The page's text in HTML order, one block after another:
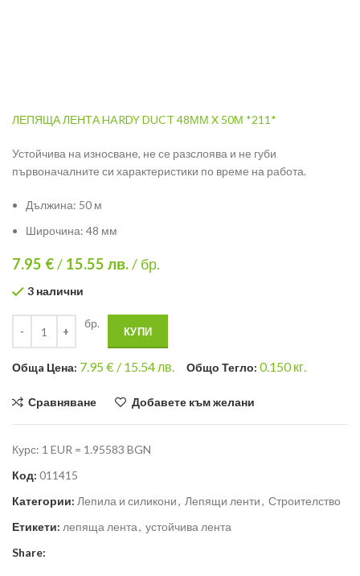
ЛЕПЯЩА ЛЕНТА HARDY DUCT 48ММ X 50М *211*
Устойчива на износване, не се разслоява и не губи
първоначалните си характеристики по време на работа.
Дължина: 50 м
Широчина: 48 мм
7.95 €/ 15.55 лв./ бр.
3 налични
бр.
КУПИ
Общa Цена: 7.95€ / 15.54 лв. Общо Тегло: 0.150кг.
Сравняване Добавете към желани
Курс: 1 EUR = 1.95583 BGN
Код: 011415
Категории: Лепила и силикони, Лепящи ленти, Строителство
Етикети: лепяща лента, устойчива лента
Share: